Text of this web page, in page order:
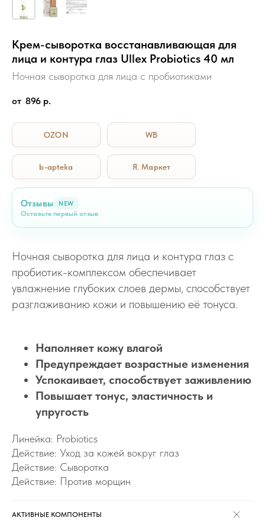
Крем-сыворотка восстанавливающая для
лица и контура глаз Ullex Probiotics 40 мл
Ночная сыворотка для лица с пробиотиками
896 р.
OZON WB
b-apteka Я. Маркет
Отзывы NEW
Оставьте первый отзыв
Ночная сыворотка для лица и контура глаз с
пробиотик-комплексом обеспечивает
увлажнение глубоких слоев дермы, способствует
разглаживанию кожи и повышению её тонуса.
Наполняет кожу влагой
Предупреждает возрастные изменения
Успокаивает, способствует заживлению
Повышает тонус, эластичность и
упругость
Линейка: Probiotics
Действие: Уход за кожей вокруг глаз
Действие: Сыворотка
Действие: Против морщин
АКТИВНЫЕ КОМПОНЕНТЫ